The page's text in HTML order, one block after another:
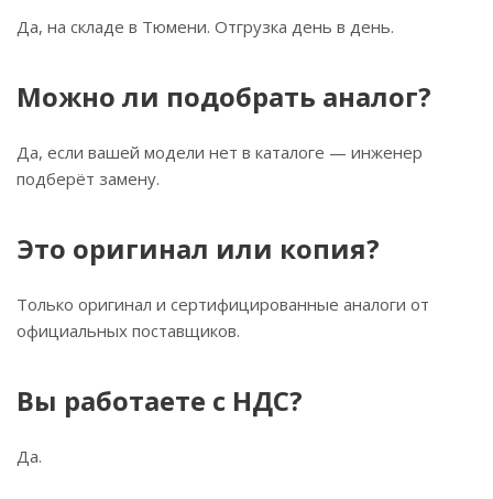
Да, на складе в Тюмени. Отгрузка день в день.
Можно ли подобрать аналог?
Да, если вашей модели нет в каталоге — инженер
подберёт замену.
Это оригинал или копия?
Только оригинал и сертифицированные аналоги от
официальных поставщиков.
Вы работаете с НДС?
Да.